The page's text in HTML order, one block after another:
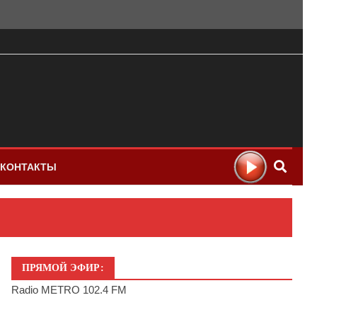
КОНТАКТЫ
ПРЯМОЙ ЭФИР:
Radio METRO 102.4 FM